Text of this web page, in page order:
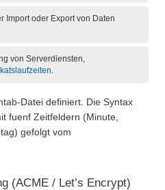
Import oder Export von Daten
von Serverdiensten,
.
Datei definiert. Die Syntax
fuenf Zeitfeldern (Minute,
gefolgt vom
(ACME / Let’s Encrypt)